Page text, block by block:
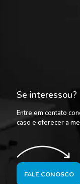
Se interessou?
Entre em contato
caso e oferecer a
FALE CONOSCO